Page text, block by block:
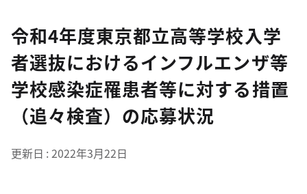
令和4年度東京都立高等学校入学
者選抜におけるインフルエンザ等
学校感染症罹患者等に対する措置
（追々検査）の応募状況
更新日 2022年3月22日